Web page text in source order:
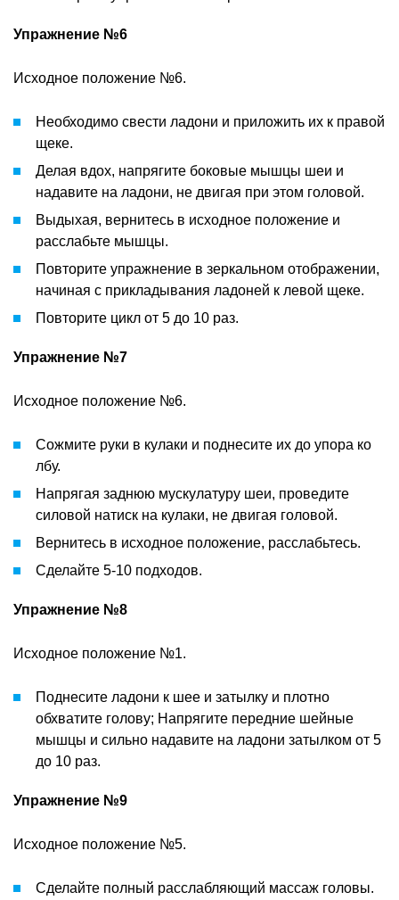
Упражнение №6
Исходное положение №6.
Необходимо свести ладони и приложить их к правой
щеке.
Делая вдох, напрягите боковые мышцы шеи и
надавите на ладони, не двигая при этом головой.
Выдыхая, вернитесь в исходное положение и
расслабьте мышцы.
Повторите упражнение в зеркальном отображении,
начиная с прикладывания ладоней к левой щеке.
Повторите цикл от 5 до 10 раз.
Упражнение №7
Исходное положение №6.
Сожмите руки в кулаки и поднесите их до упора ко
лбу.
Напрягая заднюю мускулатуру шеи, проведите
силовой натиск на кулаки, не двигая головой.
Вернитесь в исходное положение, расслабьтесь.
Сделайте 5-10 подходов.
Упражнение №8
Исходное положение №1.
Поднесите ладони к шее и затылку и плотно
обхватите голову; Напрягите передние шейные
мышцы и сильно надавите на ладони затылком от 5
до 10 раз.
Упражнение №9
Исходное положение №5.
Сделайте полный расслабляющий массаж головы.